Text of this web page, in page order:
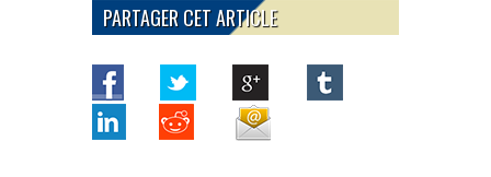
PARTAGER CET ARTICLE